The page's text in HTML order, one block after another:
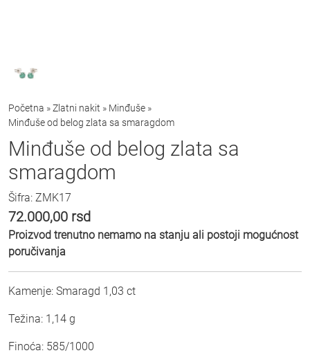
Početna »Zlatni nakit » Minđuše »
Minđuše od belog zlata sa smaragdom
Minđuše od belog zlata sa
smaragdom
Šifra: ZMK17
72.000,00 rsd
Proizvod trenutno nemamo na stanju ali postoji mogućnost
poručivanja
Kamenje: Smaragd 1,03 ct
Težina: 1,14 g
Finoća: 585/1000